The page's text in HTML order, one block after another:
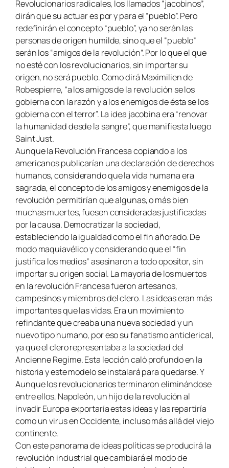
Revolucionarios radicales, los llamados “jacobinos”,
dirán que su actuar es por y para el “pueblo”. Pero
redefinirán el concepto “pueblo”, ya no serán las
personas de origen humilde, sino que el “pueblo”
serán los “amigos de la revolución”. Por lo que el que
no esté con los revolucionarios, sin importar su
origen, no será pueblo. Como dirá Maximilien de
Robespierre, “a los amigos de la revolución se los
gobierna con la razón y a los enemigos de ésta se los
gobierna con el terror”. La idea jacobina era “renovar
la humanidad desde la sangre”, que manifiesta luego
Saint Just.
Aunque la Revolución Francesa copiando a los
americanos publicarían una declaración de derechos
humanos, considerando que la vida humana era
sagrada, el concepto de los amigos y enemigos de la
revolución permitirían que algunas, o más bien
muchas muertes, fuesen consideradas justificadas
por la causa. Democratizar la sociedad,
estableciendo la igualdad como el fin añorado. De
modo maquiavélico y considerando que el “fin
justifica los medios” asesinaron a todo opositor, sin
importar su origen social. La mayoría de los muertos
en la revolución Francesa fueron artesanos,
campesinos y miembros del clero. Las ideas eran más
importantes que las vidas. Era un movimiento
refindante que creaba una nueva sociedad y un
nuevo tipo humano, por eso su fanatismo anticlerical,
ya que el clero representaba a la sociedad del
Ancienne Regime. Esta lección caló profundo en la
historia y este modelo se instalará para quedarse. Y
Aunque los revolucionarios terminaron eliminándose
entre ellos, Napoleón, un hijo de la revolución al
invadir Europa exportaría estas ideas y las repartiría
como un virus en Occidente, incluso más allá del viejo
continente.
Con este panorama de ideas políticas se producirá la
revolución industrial que cambiará el modo de